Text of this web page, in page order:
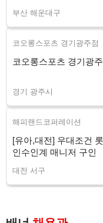
부산 해운대구
코오롱스포츠 경기광주점
코오롱스포츠 경기광
경기 광주시
해피랜드코퍼레이션
[유아,대전] 우대조건
인수인계 매니저 구인
대전 서구